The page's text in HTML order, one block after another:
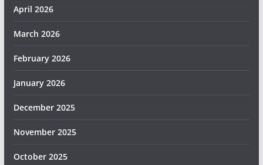
April 2026
March 2026
February 2026
January 2026
December 2025
November 2025
October 2025